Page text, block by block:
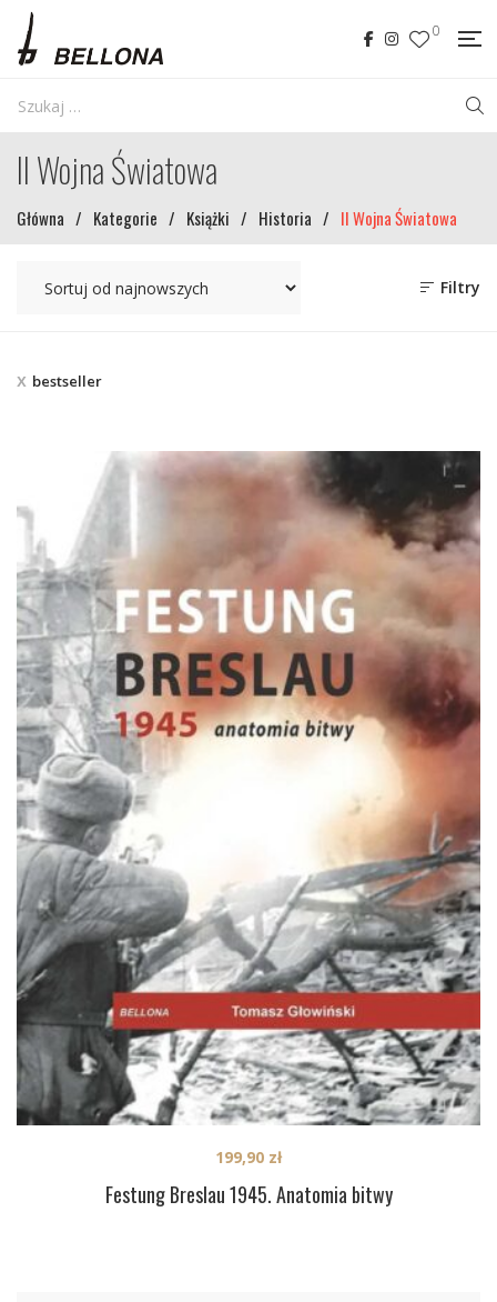
0
II Wojna Światowa
Główna / Kategorie / Książki / Historia / II Wojna Światowa
Filtry
bestseller
Festung Breslau 1945. Anatomia bitwy
199,90 zł